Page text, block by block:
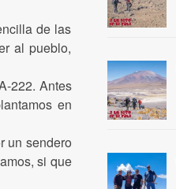
de las
al pueblo,
222. Antes
en
un sendero
si que